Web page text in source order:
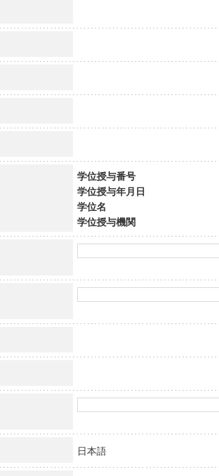
学位授与番号
学位授与年月日
学位名
学位授与機関
日本語